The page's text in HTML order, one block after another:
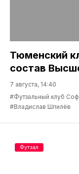
Тюменский
состав
7 августа, 14:40
#Футзальный клуб
#Владислав Шпилёв
Футзал